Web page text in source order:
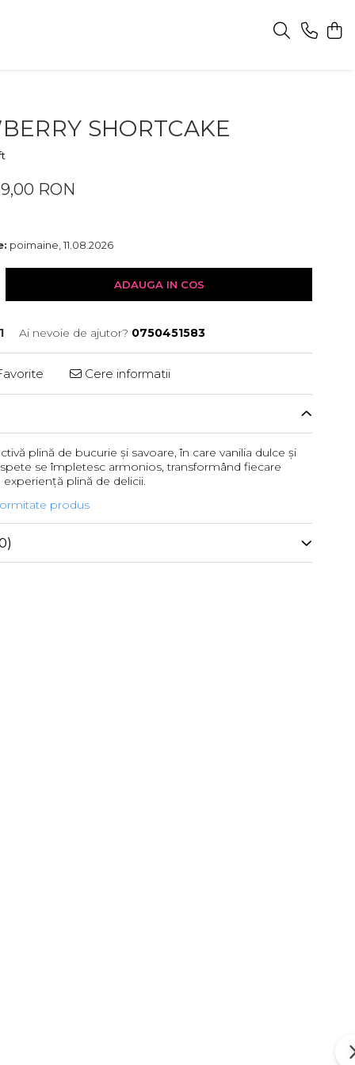
SHORTCAKE
RON
poimaine, 11.08.2026
ADAUGA IN COS
Ai nevoie de ajutor? 0750451583
Cere informatii
plină de bucurie și savoare, în care vanilia dulce și
se împletesc armonios, transformând fiecare
plină de delicii.
produs